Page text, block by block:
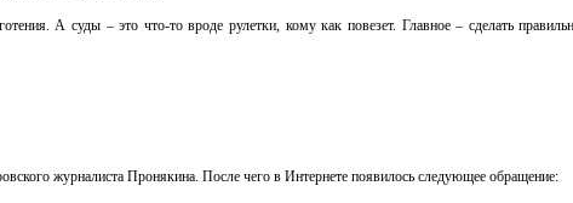
А суды – это что-то вроде рулетки, кому как повезет. Главное – сделать
журналиста Пронякина. После чего в Интернете появилось следующее обращение: